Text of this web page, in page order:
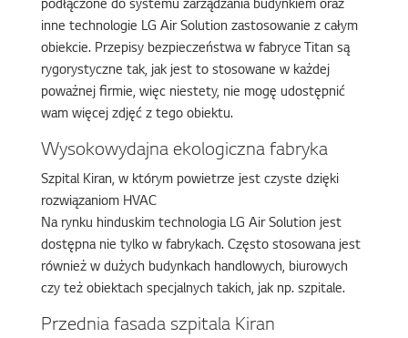
podłączone do systemu zarządzania budynkiem oraz
inne technologie LG Air Solution zastosowanie z całym
obiekcie. Przepisy bezpieczeństwa w fabryce Titan są
rygorystyczne tak, jak jest to stosowane w każdej
poważnej firmie, więc niestety, nie mogę udostępnić
wam więcej zdjęć z tego obiektu.
Wysokowydajna ekologiczna fabryka
Szpital Kiran, w którym powietrze jest czyste dzięki
rozwiązaniom HVAC
Na rynku hinduskim technologia LG Air Solution jest
dostępna nie tylko w fabrykach. Często stosowana jest
również w dużych budynkach handlowych, biurowych
czy też obiektach specjalnych takich, jak np. szpitale.
Przednia fasada szpitala Kiran